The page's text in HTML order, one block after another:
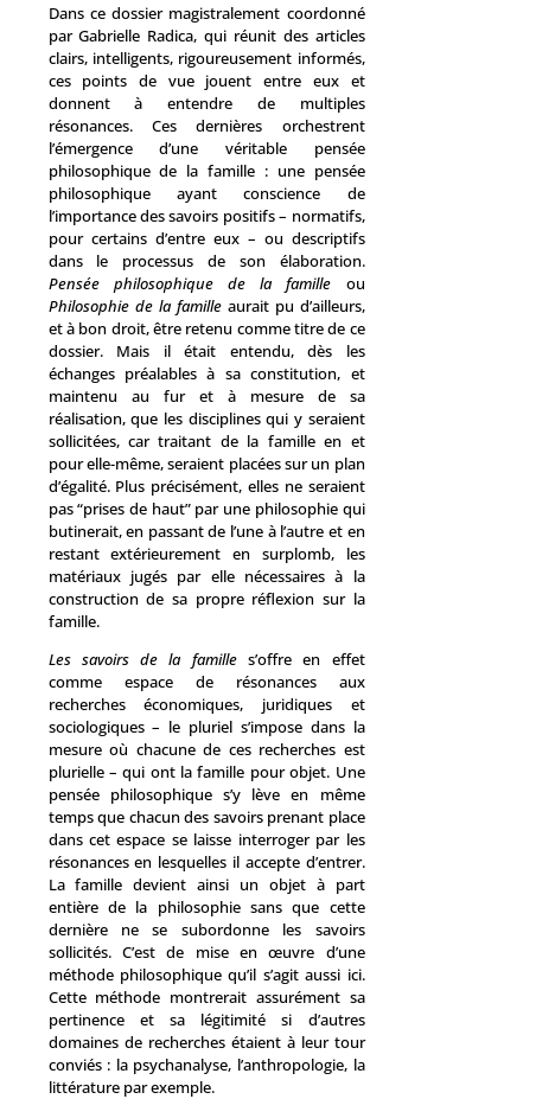
Dans ce dossier magistralement coordonné
par Gabrielle Radica, qui réunit des articles
clairs, intelligents, rigoureusement informés,
ces points de vue jouent entre eux et
donnent à entendre de multiples
résonances. Ces dernières orchestrent
l’émergence d’une véritable pensée
philosophique de la famille : une pensée
philosophique ayant conscience de
l’importance des savoirs positifs – normatifs,
pour certains d’entre eux – ou descriptifs
dans le processus de son élaboration.
Pensée philosophique de la famille ou
Philosophie de la familleaurait pu d’ailleurs,
et à bon droit, être retenu comme titre de ce
dossier. Mais il était entendu, dès les
échanges préalables à sa constitution, et
maintenu au fur et à mesure de sa
réalisation, que les disciplines qui y seraient
sollicitées, car traitant de la famille en et
pour elle-même, seraient placées sur un plan
d’égalité. Plus précisément, elles ne seraient
pas “prises de haut” par une philosophie qui
butinerait, en passant de l’une à l’autre et en
restant extérieurement en surplomb, les
matériaux jugés par elle nécessaires à la
construction de sa propre réflexion sur la
famille.
Les savoirs de la familles’offre en effet
comme espace de résonances aux
recherches économiques, juridiques et
sociologiques – le pluriel s’impose dans la
mesure où chacune de ces recherches est
plurielle – qui ont la famille pour objet. Une
pensée philosophique s’y lève en même
temps que chacun des savoirs prenant place
dans cet espace se laisse interroger par les
résonances en lesquelles il accepte d’entrer.
La famille devient ainsi un objet à part
entière de la philosophie sans que cette
dernière ne se subordonne les savoirs
sollicités. C’est de mise en œuvre d’une
méthode philosophique qu’il s’agit aussi ici.
Cette méthode montrerait assurément sa
pertinence et sa légitimité si d’autres
domaines de recherches étaient à leur tour
conviés : la psychanalyse, l’anthropologie, la
littérature par exemple.